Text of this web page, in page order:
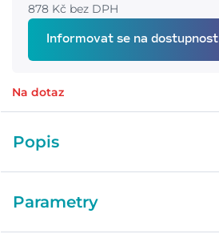
878 Kč bez DPH
Informovat se na dostupnost
Na dotaz
Popis
Parametry